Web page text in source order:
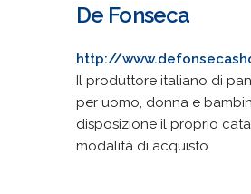
De Fonseca
http://
Il produttore italiano di
per uomo, donna e
disposizione il proprio
modalità di acquisto.